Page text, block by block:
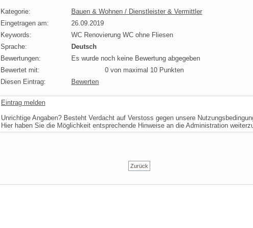
Kategorie:
Bauen & Wohnen / Dienstleister & Vermittler
Eingetragen am:
26.09.2019
Keywords:
WC Renovierung WC ohne Fliesen
Sprache:
Deutsch
Bewertungen:
Es wurde noch keine Bewertung abgegeben
Bewertet mit:
0 von maximal 10 Punkten
Diesen Eintrag:
Bewerten
Eintrag melden
Unrichtige Angaben? Besteht Verdacht auf Verstoss gegen unsere
Hier haben Sie die Möglichkeit entsprechende Hinweise an die Administration
Zurück